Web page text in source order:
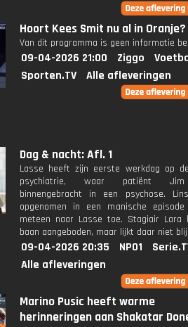
Hoort Kees Smit nu al in Oranje?
Van dit programma is geen informatie
09-04-2026 21:00 Ziggo
Sporten.TV
Alle afleveringen
Dag & nacht: Afl. 1
Lasse heeft zijn eerste werkdag op
psychiatrie, waar patiënt
binnengebracht in een psychose.
opgenomen in een manische
meteen naar Lasse toe. Stagiair Lara
baan aangeboden, maar lijkt daar niet
09-04-2026 20:35 NPO1
Alle afleveringen
Marino Pusic heeft warme
herinneringen aan Shakatar